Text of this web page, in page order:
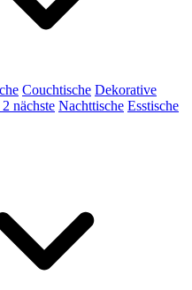
Couchtische Dekorative
nächste Nachttische Esstische